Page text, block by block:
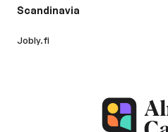
Scandinavia
Jobly.fi